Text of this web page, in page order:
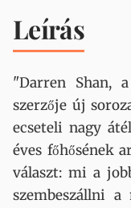
Leírás
"Darren Shan,
szerzője új
ecseteli nagy
éves főhősének
választ: mi a
szembeszállni a